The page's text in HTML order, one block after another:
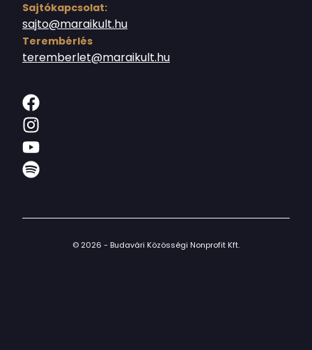
Sajtókapcsolat:
sajto@maraikult.hu
Terembérlés
teremberlet@maraikult.hu
© 2026 - Budavári Közösségi Nonprofit Kft.